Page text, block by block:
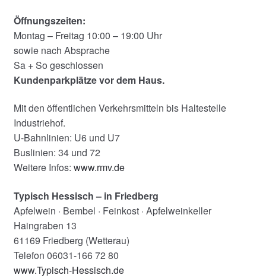
Öffnungszeiten:
Montag – Freitag 10:00 – 19:00 Uhr
sowie nach Absprache
Sa + So geschlossen
Kundenparkplätze vor dem Haus.
Mit den öffentlichen Verkehrsmitteln bis Haltestelle
Industriehof.
U-Bahnlinien: U6 und U7
Buslinien: 34 und 72
Weitere Infos: www.rmv.de
Typisch Hessisch – in Friedberg
Apfelwein · Bembel · Feinkost · Apfelweinkeller
Haingraben 13
61169 Friedberg (Wetterau)
Telefon 06031-166 72 80
www.Typisch-Hessisch.de